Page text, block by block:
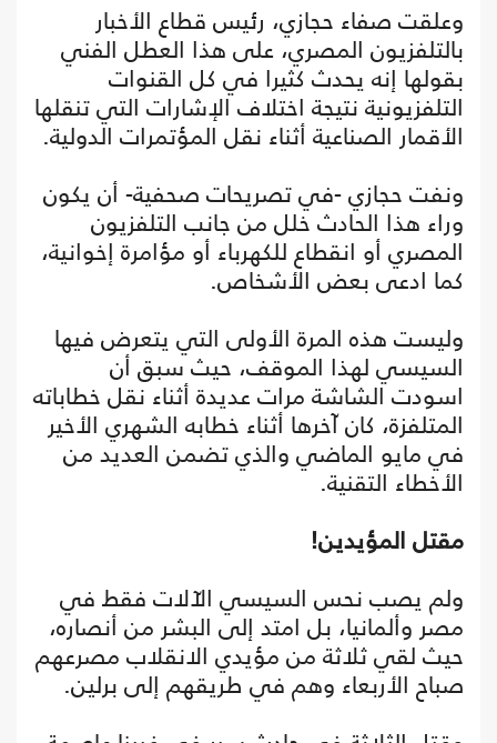
وعلقت صفاء حجازي، رئيس قطاع الأخبار
بالتلفزيون المصري، على هذا العطل الفني
بقولها إنه يحدث كثيرا في كل القنوات
التلفزيونية نتيجة اختلاف الإشارات التي تنقلها
الأقمار الصناعية أثناء نقل المؤتمرات الدولية.
ونفت حجازي -في تصريحات صحفية- أن يكون
وراء هذا الحادث خلل من جانب التلفزيون
المصري أو انقطاع للكهرباء أو مؤامرة إخوانية،
كما ادعى بعض الأشخاص.
وليست هذه المرة الأولى التي يتعرض فيها
السيسي لهذا الموقف، حيث سبق أن
اسودت الشاشة مرات عديدة أثناء نقل خطاباته
المتلفزة، كان آخرها أثناء خطابه الشهري الأخير
في مايو الماضي والذي تضمن العديد من
الأخطاء التقنية.
مقتل المؤيدين!
ولم يصب نحس السيسي الآلات فقط في
مصر وألمانيا، بل امتد إلى البشر من أنصاره،
حيث لقي ثلاثة من مؤيدي الانقلاب مصرعهم
صباح الأربعاء وهم في طريقهم إلى برلين.